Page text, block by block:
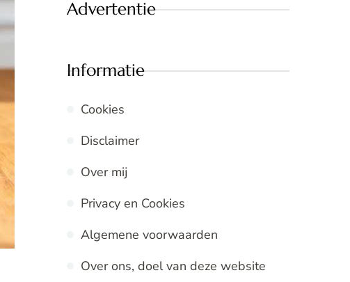
Advertentie
Informatie
Cookies
Disclaimer
Over mij
Privacy en Cookies
Algemene voorwaarden
Over ons, doel van deze website